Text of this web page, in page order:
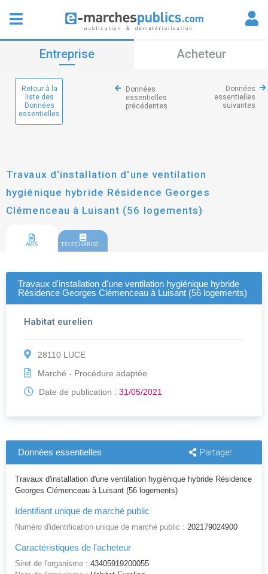
Entreprise Acheteur
Retour à la
liste des
Données
essentielles
Données
essentielles
précédentes
Données
essentielles
suivantes
Travaux d'installation d'une ventilation
hygiénique hybride Résidence Georges
Clémenceau à Luisant (56 logements)
AVIS TELECHARGEMENT
Travaux d'installation d'une ventilation hygiénique hybride
Résidence Georges Clémenceau à Luisant (56 logements)
Habitat eurelien
28110 LUCE
Marché - Procédure adaptée
Date de publication : 31/05/2021
Données essentielles Partager
Travaux d'installation d'une ventilation hygiénique hybride Résidence
Georges Clémenceau à Luisant (56 logements)
Identifiant unique de marché public
Numéro d'identification unique de marché public : 202179024900
Caractéristiques de l'acheteur
Siret de l'organisme : 43405919200055